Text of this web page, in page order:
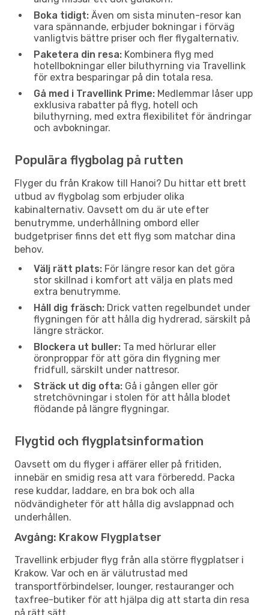
Boka tidigt: Även om sista minuten-resor kan
vara spännande, erbjuder bokningar i förväg
vanligtvis bättre priser och fler flygalternativ.
Paketera din resa: Kombinera flyg med
hotellbokningar eller biluthyrning via Travellink
för extra besparingar på din totala resa.
Gå med i Travellink Prime: Medlemmar låser upp
exklusiva rabatter på flyg, hotell och
biluthyrning, med extra flexibilitet för ändringar
och avbokningar.
Populära flygbolag på rutten
Flyger du från Krakow till Hanoi? Du hittar ett brett
utbud av flygbolag som erbjuder olika
kabinalternativ. Oavsett om du är ute efter
benutrymme, underhållning ombord eller
budgetpriser finns det ett flyg som matchar dina
behov.
Välj rätt plats: För längre resor kan det göra
stor skillnad i komfort att välja en plats med
extra benutrymme.
Håll dig fräsch: Drick vatten regelbundet under
flygningen för att hålla dig hydrerad, särskilt på
längre sträckor.
Blockera ut buller: Ta med hörlurar eller
öronproppar för att göra din flygning mer
fridfull, särskilt under nattresor.
Sträck ut dig ofta: Gå i gången eller gör
stretchövningar i stolen för att hålla blodet
flödande på längre flygningar.
Flygtid och flygplatsinformation
Oavsett om du flyger i affärer eller på fritiden,
innebär en smidig resa att vara förberedd. Packa
rese kuddar, laddare, en bra bok och alla
nödvändigheter för att hålla dig avslappnad och
underhållen.
Avgång: Krakow Flygplatser
Travellink erbjuder flyg från alla större flygplatser i
Krakow. Var och en är välutrustad med
transportförbindelser, lounger, restauranger och
taxfree-butiker för att hjälpa dig att starta din resa